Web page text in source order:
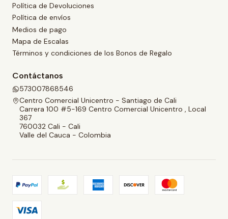
Política de Devoluciones
Política de envíos
Medios de pago
Mapa de Escalas
Términos y condiciones de los Bonos de Regalo
Contáctanos
573007868546
Centro Comercial Unicentro - Santiago de Cali
Carrera 100 #5-169 Centro Comercial Unicentro , Local
367
760032 Cali - Cali
Valle del Cauca - Colombia